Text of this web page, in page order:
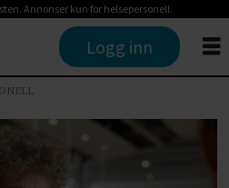
Annonser kun for helsepersonell.
Logg inn